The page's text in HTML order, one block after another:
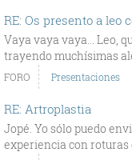
RE: Os presento a leo
Vaya vaya vaya... Leo,
trayendo muchísimas
FORO Presentaciones
RE: Artroplastia
Jopé. Yo sólo puedo
experiencia con roturas